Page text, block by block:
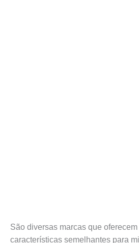
São diversas marcas que
características semelhantes para